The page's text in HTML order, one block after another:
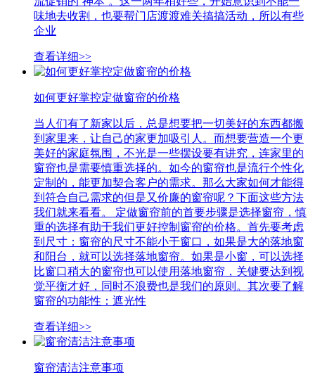
味地去收割，也要帮门店渡渡难关搞搞活动，所以有些
企业
查看详细>>
如何更好掌控定做窗帘的价格
当人们有了新家以后，总是想要把一切美好的东西都搬
到家里来，让自己的家更加吸引人。而想要营造一个更
美好的家庭氛围，不光是一些摆设要有讲究，连家里的
窗帘也是需要慎重选择的。如今的窗帘也是流行个性化
定制的，能更加契合客户的需求。那么大家如何才能得
到符合自己需求的但是又价廉的窗帘呢？下面这些方法
我们就来看看。 定做窗帘前的首要步骤是选择窗帘，慎
重的选择有助于我们更好控制窗帘的价格。首先要考虑
到尺寸：窗帘的尺寸不能小于窗口，如果是大的落地窗
和阳台，就可以选择落地窗帘。如果是小窗，可以选择
比窗口稍大的窗帘也可以使用落地窗帘，关键要达到视
觉平衡才好，同时不浪费也是我们的原则。其次要了解
窗帘的功能性：遮光性
查看详细>>
窗帘清洁注意事项